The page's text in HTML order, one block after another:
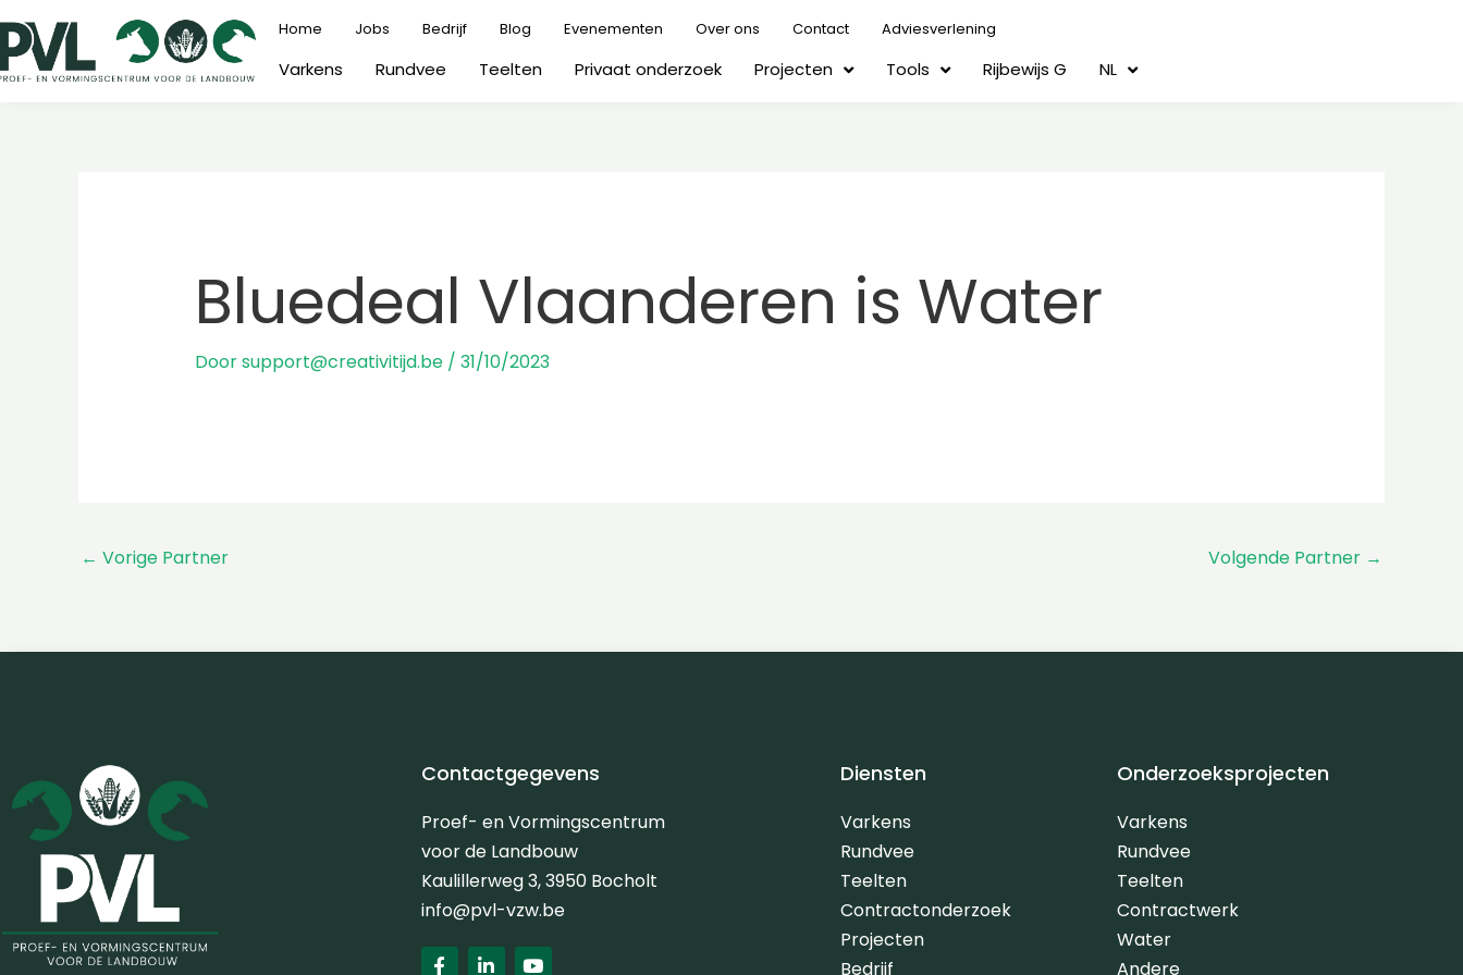
naar
de
Home Jobs Bedrijf Blog Evenementen Over ons Contact Adviesverlening
Varkens Rundvee Teelten Privaat onderzoek Projecten Tools Rijbewijs G NL
Bluedeal Vlaanderen is Water
Doorsupport@creativitijd.be / 31/10/2023
← Vorige Partner Volgende Partner →
Contactgegevens
Proef- en Vormingscentrum
voor de Landbouw
Kaulillerweg 3, 3950 Bocholt
info@pvl-vzw.be
F L Y
Diensten
Varkens
Rundvee
Teelten
Contractonderzoek
Projecten
Bedrijf
Onderzoeksprojecten
Varkens
Rundvee
Teelten
Contractwerk
Water
Andere